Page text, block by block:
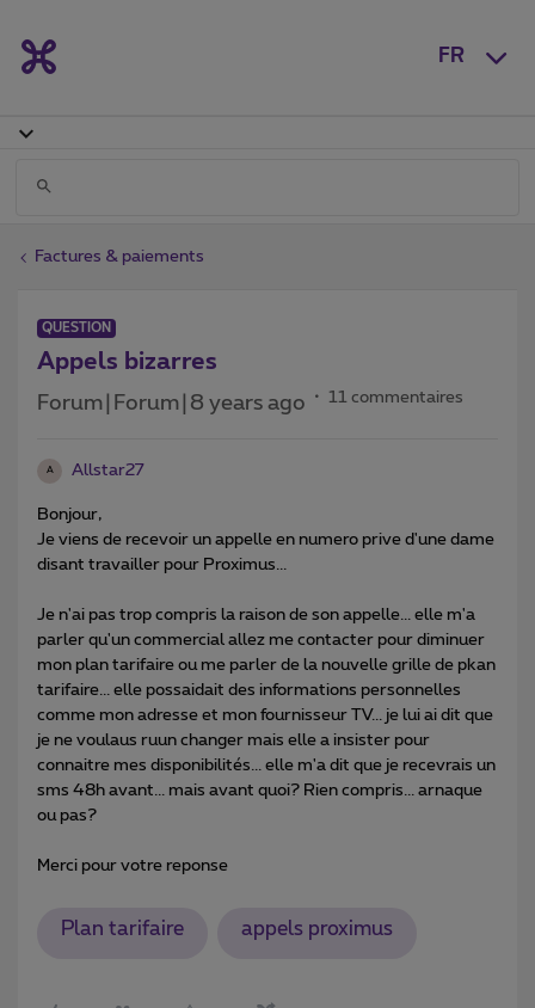
FR
Factures & paiements
QUESTION
Appels bizarres
Forum|Forum|8 years ago 11 commentaires
A Allstar27
Bonjour,
Je viens de recevoir un appelle en numero prive d'une dame
disant travailler pour Proximus...
Je n'ai pas trop compris la raison de son appelle... elle m'a
parler qu'un commercial allez me contacter pour diminuer
mon plan tarifaire ou me parler de la nouvelle grille de pkan
tarifaire... elle possaidait des informations personnelles
comme mon adresse et mon fournisseur TV... je lui ai dit que
je ne voulaus ruun changer mais elle a insister pour
connaitre mes disponibilités... elle m'a dit que je recevrais un
sms 48h avant... mais avant quoi? Rien compris... arnaque
ou pas?
Merci pour votre reponse
Plan tarifaire appels proximus